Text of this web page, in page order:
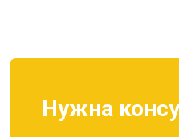
Нужна